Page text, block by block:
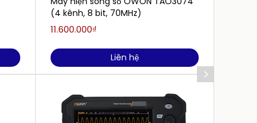
(4 kênh, 8 bit, 70MHz)
11.600.000₫
Liên hệ